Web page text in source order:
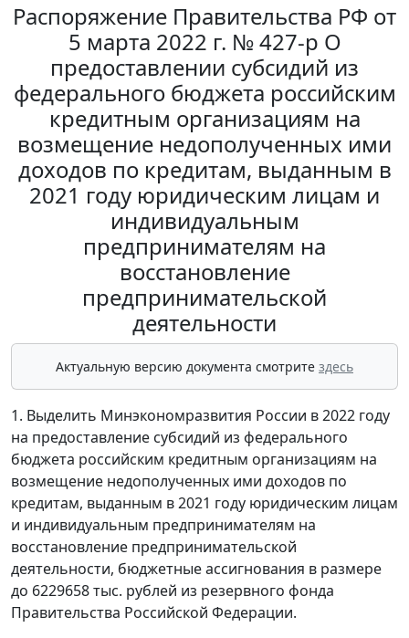
Распоряжение Правительства РФ от
5 марта 2022 г. № 427-р О
предоставлении субсидий из
федерального бюджета российским
кредитным организациям на
возмещение недополученных ими
доходов по кредитам, выданным в
2021 году юридическим лицам и
индивидуальным
предпринимателям на
восстановление
предпринимательской
деятельности
Актуальную версию документа смотрите здесь
1. Выделить Минэкономразвития России в 2022 году
на предоставление субсидий из федерального
бюджета российским кредитным организациям на
возмещение недополученных ими доходов по
кредитам, выданным в 2021 году юридическим лицам
и индивидуальным предпринимателям на
восстановление предпринимательской
деятельности, бюджетные ассигнования в размере
до 6229658 тыс. рублей из резервного фонда
Правительства Российской Федерации.